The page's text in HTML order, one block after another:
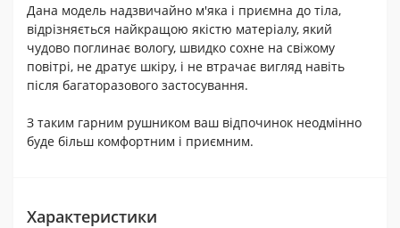
Дана модель надзвичайно м'яка і приємна до тіла,
відрізняється найкращою якістю матеріалу, який
чудово поглинає вологу, швидко сохне на свіжому
повітрі, не дратує шкіру, і не втрачає вигляд навіть
після багаторазового застосування.
З таким гарним рушником ваш відпочинок неодмінно
буде більш комфортним і приємним.
Характеристики